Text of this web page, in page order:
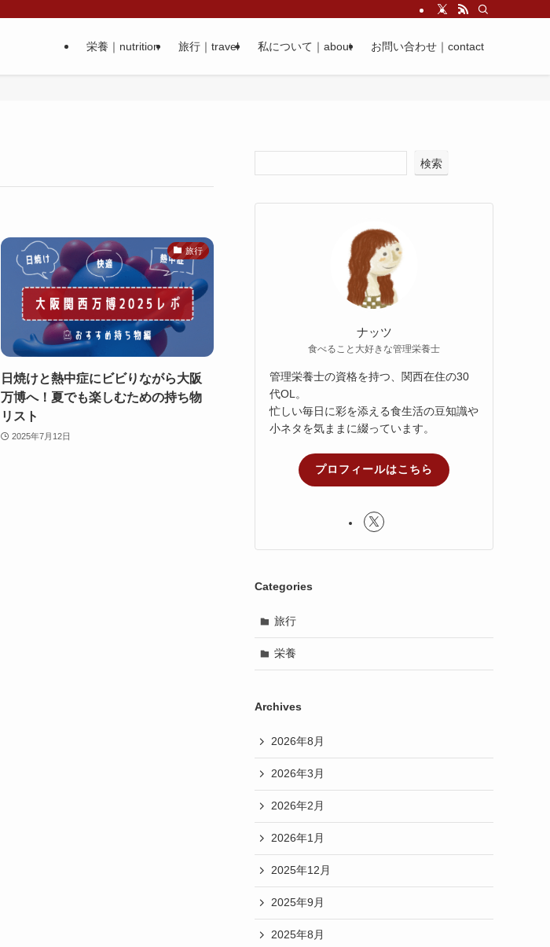
栄養｜nutrition 旅行｜travel 私について｜about お問い合わせ｜contact
旅行
日焼けと熱中症にビビりながら大阪
万博へ！夏でも楽しむための持ち物
リスト
2025年7月12日
検索
ナッツ
食べること大好きな管理栄養士
管理栄養士の資格を持つ、関西在住の30
代OL。
忙しい毎日に彩を添える食生活の豆知識や
小ネタを気ままに綴っています。
プロフィールはこちら
Categories
旅行
栄養
Archives
2026年8月
2026年3月
2026年2月
2026年1月
2025年12月
2025年9月
2025年8月